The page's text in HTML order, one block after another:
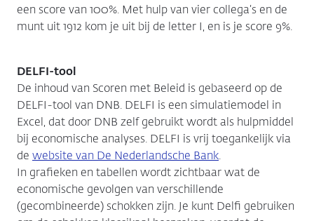
een score van 100%. Met hulp van vier collega’s en de
munt uit 1912 kom je uit bij de letter I, en is je score 9%.
DELFI-tool
De inhoud van Scoren met Beleid is gebaseerd op de
DELFI-tool van DNB. DELFI is een simulatiemodel in
Excel, dat door DNB zelf gebruikt wordt als hulpmiddel
bij economische analyses. DELFI is vrij toegankelijk via
de website van De Nederlandsche Bank.
In grafieken en tabellen wordt zichtbaar wat de
economische gevolgen van verschillende
(gecombineerde) schokken zijn. Je kunt Delfi gebruiken